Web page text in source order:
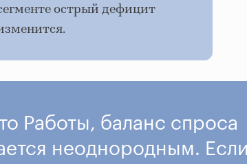
острый дефицит
Работы, баланс спроса
неоднородным.